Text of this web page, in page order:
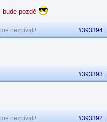
pozdě
nezpívali! #393394 |
#393393 |
nezpívali! #393392 |